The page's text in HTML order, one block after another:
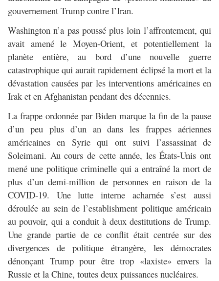
gouvernement Trump contre l’Iran.
Washington n’a pas poussé plus loin l’affrontement, qui
avait amené le Moyen-Orient, et potentiellement la
planète entière, au bord d’une nouvelle guerre
catastrophique qui aurait rapidement éclipsé la mort et la
dévastation causées par les interventions américaines en
Irak et en Afghanistan pendant des décennies.
La frappe ordonnée par Biden marque la fin de la pause
d’un peu plus d’un an dans les frappes aériennes
américaines en Syrie qui ont suivi l’assassinat de
Soleimani. Au cours de cette année, les États-Unis ont
mené une politique criminelle qui a entraîné la mort de
plus d’un demi-million de personnes en raison de la
COVID-19. Une lutte interne acharnée s’est aussi
déroulée au sein de l’establishment politique américain
au pouvoir, qui a conduit à deux destitutions de Trump.
Une grande partie de ce conflit était centrée sur des
divergences de politique étrangère, les démocrates
dénonçant Trump pour être trop «laxiste» envers la
Russie et la Chine, toutes deux puissances nucléaires.